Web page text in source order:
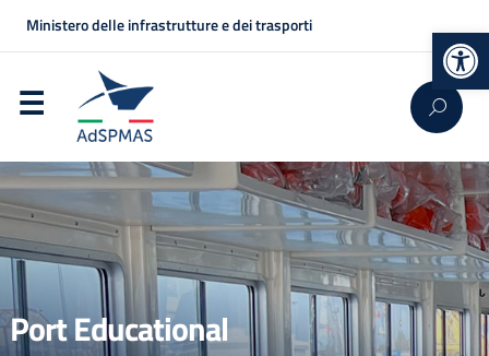
Ministero delle infrastrutture e dei trasporti
Port Educational